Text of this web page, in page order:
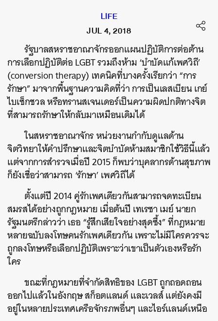
LIFE
JUL 4, 2018
รัฐบาลสหราชอาณาจักรออกแผนปฏิบัติการต่อต้าน
การเลือกปฏิบัติต่อ LGBT รวมถึงห้าม ‘บำบัดแก้เพศวิถี’
(conversion therapy) เทคนิคที่บางครั้งเรียกว่า “การ
รักษา” มาจากพื้นฐานความคิดที่ว่า การเป็นเลสเบียน เกย์
ไบเซ็กชวล หรือทรานสเจนเดอร์เป็นความผิดปกติทางจิต
ที่สามารถรักษาให้กลับมาเหมือนเดิมได้
ในสหราชอาณาจักร หน่วยงานกำกับดูแลด้าน
จิตวิทยาให้คำปรึกษาและจิตบำบัดห้ามสมาชิกใช้วิธีนี้แล้ว
แต่จากการสำรวจเมื่อปี 2015 ก็พบว่าบุคลากรด้านสุขภาพ
ก็ยังเชื่อว่าสามารถ ‘รักษา’ เพศวิถีได้
ตั้งแต่ปี 2014 คู่รักเพศเดียวกันสามารถจดทะเบียน
สมรสได้อย่างถูกกฎหมาย เมื่อต้นปี เทเรซา เมย์ นายก
รัฐมนตรีกล่าวว่า เธอ “รู้สึกเสียใจอย่างสุดซึ้ง” ที่กฎหมาย
หลายฉบับลงโทษคนรักเพศเดียวกัน เพราะไม่มีใครควรจะ
ถูกลงโทษหรือเลือกปฏิบัติเพราะว่าเขาเป็นตัวเองหรือรัก
ใคร
ขณะที่กฎหมายที่จำกัดสิทธิของ LGBT ถูกถอดถอน
ออกไปแล้วในอังกฤษ สก็อตแลนด์ และเวลส์ แต่ยังคงมี
อยู่ในหลายประเทศเครือจักรภพอื่นๆ และไอร์แลนด์เหนือ